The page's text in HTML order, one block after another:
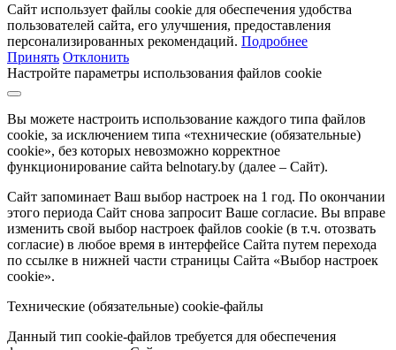
Сайт использует файлы cookie для обеспечения удобства
пользователей сайта, его улучшения, предоставления
персонализированных рекомендаций. Подробнее
Принять Отклонить
Настройте параметры использования файлов cookie
Вы можете настроить использование каждого типа файлов
cookie, за исключением типа «технические (обязательные)
cookie», без которых невозможно корректное
функционирование сайта belnotary.by (далее – Сайт).
Сайт запоминает Ваш выбор настроек на 1 год. По окончании
этого периода Сайт снова запросит Ваше согласие. Вы вправе
изменить свой выбор настроек файлов cookie (в т.ч. отозвать
согласие) в любое время в интерфейсе Сайта путем перехода
по ссылке в нижней части страницы Сайта «Выбор настроек
cookie».
Технические (обязательные) cookie-файлы
Данный тип cookie-файлов требуется для обеспечения